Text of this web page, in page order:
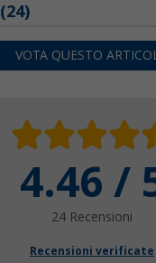
da31,99€PVP
Cilindri di chiusura
(34)
da17,99€PVP
(24)
VOTA QUESTO
4.46 /
24 Recensioni
Recensioni verificate